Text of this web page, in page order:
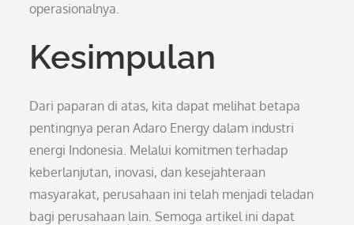
operasionalnya.
Kesimpulan
Dari paparan di atas, kita dapat melihat betapa
pentingnya peran Adaro Energy dalam industri
energi Indonesia. Melalui komitmen terhadap
keberlanjutan, inovasi, dan kesejahteraan
masyarakat, perusahaan ini telah menjadi teladan
bagi perusahaan lain. Semoga artikel ini dapat